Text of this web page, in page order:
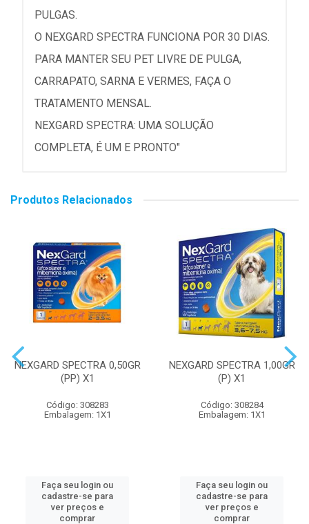
PULGAS.
O NEXGARD SPECTRA FUNCIONA POR 30 DIAS.
PARA MANTER SEU PET LIVRE DE PULGA,
CARRAPATO, SARNA E VERMES, FAÇA O
TRATAMENTO MENSAL.
NEXGARD SPECTRA: UMA SOLUÇÃO
COMPLETA, É UM E PRONTO"
Produtos Relacionados
NEXGARD SPECTRA 0,50GR
(PP) X1
Código: 308283
Embalagem: 1X1
Faça seu login ou
cadastre-se para
ver preços e
comprar
NEXGARD SPECTRA 1,00GR
(P) X1
Código: 308284
Embalagem: 1X1
Faça seu login ou
cadastre-se para
ver preços e
comprar